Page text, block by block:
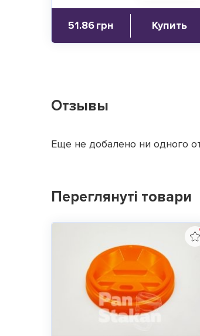
51.86грн Купить
Отзывы
Еще не добалено ни одного
Переглянуті товари